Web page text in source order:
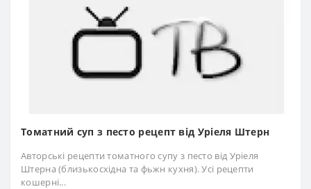
Томатний суп з песто рецепт від Уріеля Штерн
Авторські рецепти томатного супу з песто від Уріеля
Штерна (близькосхідна та фьжн кухня). Усі рецепти
кошерні...